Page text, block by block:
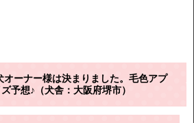
オーナー様は決まりました。毛色アプ
予想♪（犬舎：大阪府堺市）